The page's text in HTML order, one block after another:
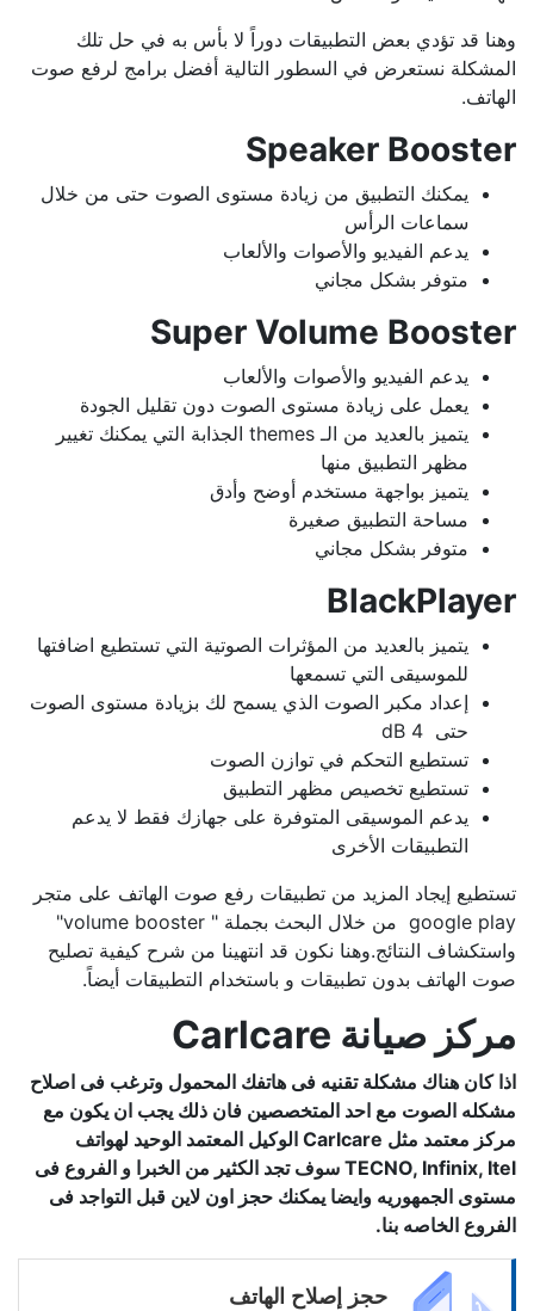
وهنا قد تؤدي بعض التطبيقات دوراً لا بأس به في حل تلك
المشكلة نستعرض في السطور التالية أفضل برامج لرفع صوت
الهاتف.
Speaker Booster
يمكنك التطبيق من زيادة مستوى الصوت حتى من خلال
سماعات الرأس
يدعم الفيديو والأصوات والألعاب
متوفر بشكل مجاني
Super Volume Booster
يدعم الفيديو والأصوات والألعاب
يعمل على زيادة مستوى الصوت دون تقليل الجودة
يتميز بالعديد من الـ themes الجذابة التي يمكنك تغيير
مظهر التطبيق منها
يتميز بواجهة مستخدم أوضح وأدق
مساحة التطبيق صغيرة
متوفر بشكل مجاني
BlackPlayer
يتميز بالعديد من المؤثرات الصوتية التي تستطيع اضافتها
للموسيقى التي تسمعها
إعداد مكبر الصوت الذي يسمح لك بزيادة مستوى الصوت
حتى 4 dB
تستطيع التحكم في توازن الصوت
تستطيع تخصيص مظهر التطبيق
يدعم الموسيقى المتوفرة على جهازك فقط لا يدعم
التطبيقات الأخرى
تستطيع إيجاد المزيد من تطبيقات رفع صوت الهاتف على متجر
google play من خلال البحث بجملة " volume booster"
واستكشاف النتائج.وهنا نكون قد انتهينا من شرح كيفية تصليح
صوت الهاتف بدون تطبيقات و باستخدام التطبيقات أيضاً.
مركز صيانة Carlcare
اذا كان هناك مشكلة تقنيه فى هاتفك المحمول وترغب فى اصلاح
مشكله الصوت مع احد المتخصصين فان ذلك يجب ان يكون مع
مركز معتمد مثل Carlcare الوكيل المعتمد الوحيد لهواتف
TECNO, Infinix, Itel سوف تجد الكثير من الخبرا و الفروع فى
مستوى الجمهوريه وايضا يمكنك حجز اون لاين قبل التواجد فى
الفروع الخاصه بنا.
حجز إصلاح الهاتف